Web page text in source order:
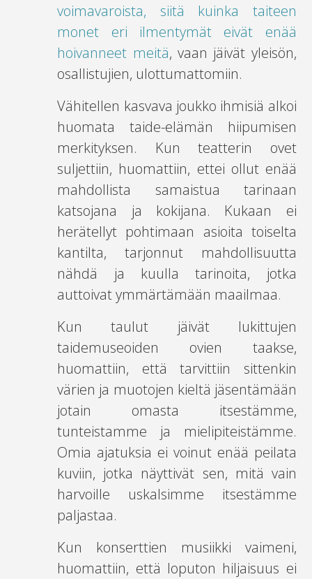
voimavaroista, siitä kuinka taiteen
monet eri ilmentymät eivät enää
hoivanneet meitä, vaan jäivät yleisön,
osallistujien, ulottumattomiin.
Vähitellen kasvava joukko ihmisiä alkoi
huomata taide-elämän hiipumisen
merkityksen. Kun teatterin ovet
suljettiin, huomattiin, ettei ollut enää
mahdollista samaistua tarinaan
katsojana ja kokijana. Kukaan ei
herätellyt pohtimaan asioita toiselta
kantilta, tarjonnut mahdollisuutta
nähdä ja kuulla tarinoita, jotka
auttoivat ymmärtämään maailmaa.
Kun taulut jäivät lukittujen
taidemuseoiden ovien taakse,
huomattiin, että tarvittiin sittenkin
värien ja muotojen kieltä jäsentämään
jotain omasta itsestämme,
tunteistamme ja mielipiteistämme.
Omia ajatuksia ei voinut enää peilata
kuviin, jotka näyttivät sen, mitä vain
harvoille uskalsimme itsestämme
paljastaa.
Kun konserttien musiikki vaimeni,
huomattiin, että loputon hiljaisuus ei